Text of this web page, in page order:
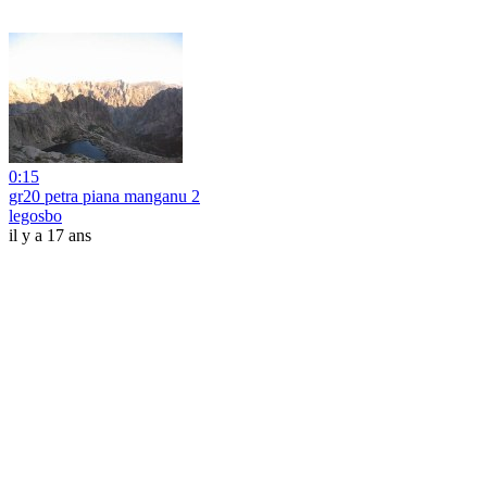
0:15
gr20 petra piana manganu 2
legosbo
il y a 17 ans